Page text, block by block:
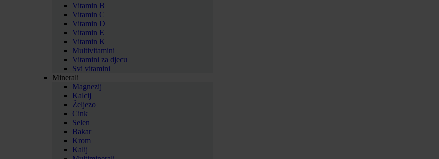
Vitamin B
Vitamin C
Vitamin D
Vitamin E
Vitamin K
Multivitamini
Vitamini za djecu
Svi vitamini
Minerali
Magnezij
Kalcij
Željezo
Cink
Selen
Bakar
Krom
Kalij